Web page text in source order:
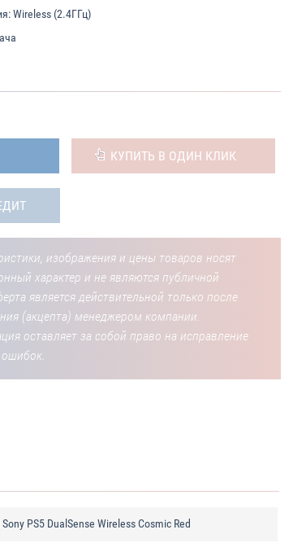
Wireless (2.4ГГц)
КУПИТЬ В ОДИН КЛИК
изображения и цены товаров носят
характер и не являются публичной
является действительной только после
(акцепта) менеджером компании.
оставляет за собой право на исправление
PS5 DualSense Wireless Cosmic Red